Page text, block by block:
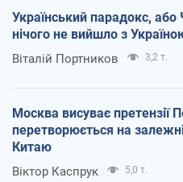
Український парадокс, або
нічого не вийшло з
Віталій Портников 3,2 т.
Москва висуває претензії
перетворюється на
Китаю
Віктор Каспрук 5,0 т.